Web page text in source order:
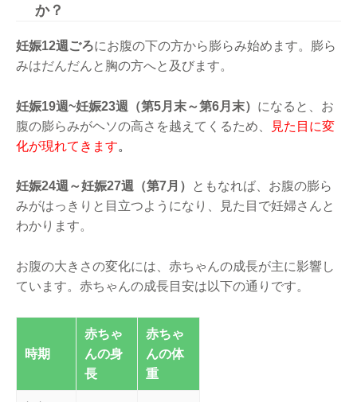
か？
妊娠12週ごろにお腹の下の方から膨らみ始めます。膨ら
みはだんだんと胸の方へと及びます。
妊娠19週~妊娠23週（第5月末～第6月末） になると、お
腹の膨らみがヘソの高さを越えてくるため、
見た目に変
化が現れてきます。
妊娠24週～妊娠27週（第7月）
ともなれば、お腹の膨ら
みがはっきりと目立つようになり、見た目で妊婦さんと
わかります。
お腹の大きさの変化には、赤ちゃんの成長が主に影響し
ています。赤ちゃんの成長目安は以下の通りです。
時期
赤ちゃ
んの身
長
赤ちゃ
んの体
重